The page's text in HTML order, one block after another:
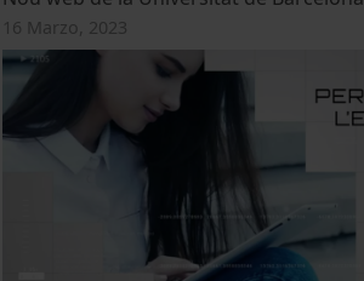
16 Marzo, 2023